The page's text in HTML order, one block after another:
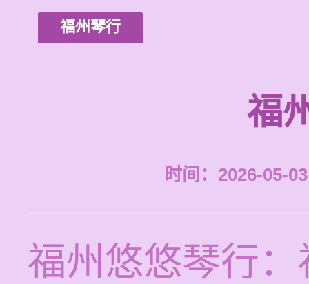
福州琴行
福
时间：2026-05-
福州悠悠琴行